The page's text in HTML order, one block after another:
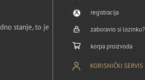
stanje, to je
registracija
zaboravio si lozinku?
korpa proizvoda
KORISNIČKI SERVIS